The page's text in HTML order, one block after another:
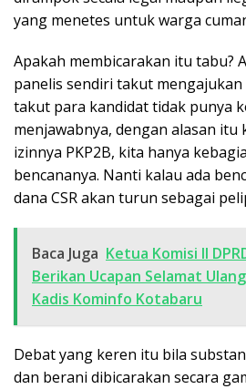
yang menetes untuk warga
Apakah membicarakan itu tabu?
panelis sendiri takut
takut para kandidat tidak punya
menjawabnya, dengan alasan itu
izinnya PKP2B, kita hanya
bencananya. Nanti kalau ada
dana CSR akan turun sebagai
Baca Juga Ketua Komisi II
Berikan Ucapan Selamat
Kadis Kominfo Kotabaru
Debat yang keren itu bila
dan berani dibicarakan secara